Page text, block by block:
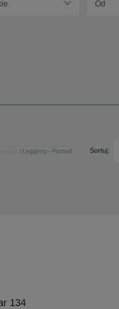
Legginsy - Poznań Sortuj:
134